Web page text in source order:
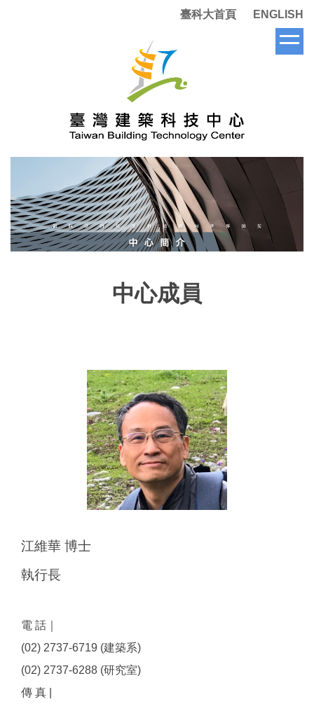
臺科大首頁 ENGLISH
中心成員
江維華 博士
執行長
電 話｜
(02) 2737-6719 (建築系)
(02) 2737-6288 (研究室)
傳 真 |